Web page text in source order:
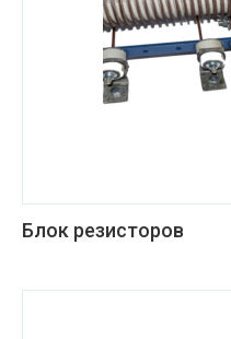
Блок резисторов